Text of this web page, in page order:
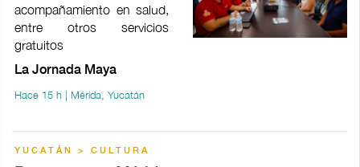
acompañamiento en salud,
entre otros servicios
gratuitos
La Jornada Maya
Hace 15 h | Mérida, Yucatán
YUCATÁN > CULTURA